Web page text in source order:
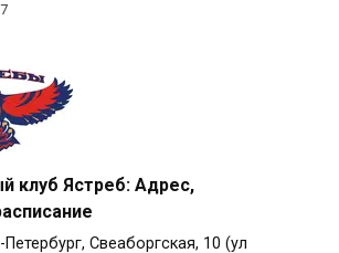
клуб Ястреб: Адрес,
Свеаборгская, 10 (ул